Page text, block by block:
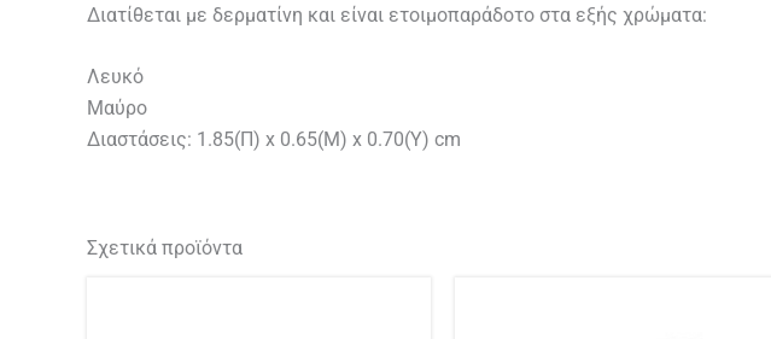
Διατίθεται με δερματίνη και είναι ετοιμοπαράδοτο στα εξής χρώματα:
Λευκό
Μαύρο
Διαστάσεις: 1.85(Π) x 0.65(Μ) x 0.70(Y) cm
Σχετικά προϊόντα